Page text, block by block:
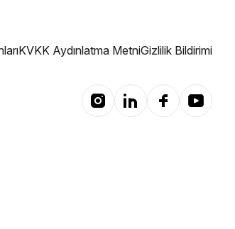
KVKK Aydınlatma MetniGizlilik Bildirimi